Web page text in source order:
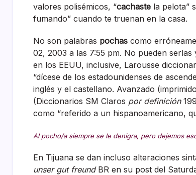
valores polisémicos, “cachaste la pelota”
fumando” cuando te truenan en la casa.
No son palabras pochas como
02, 2003 a las 7:55 pm. No pueden
en los EEUU, inclusive, Larousse
“dí­cese de los estadounidenses de
inglés y el castellano. Avanzado
(Diccionarios SM Claros por definición
como “referido a un hispanoamericano,
Al pocho/a siempre se le denigra, pero dejemos
En Tijuana se dan incluso alteraciones
unser gut freundBR en su post del